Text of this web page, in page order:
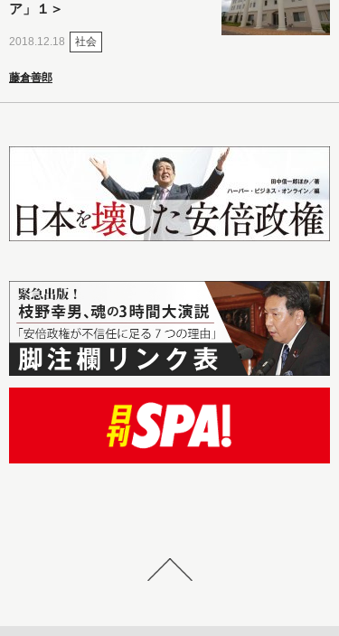
ア」１＞
2018.12.18 社会
藤倉善郎